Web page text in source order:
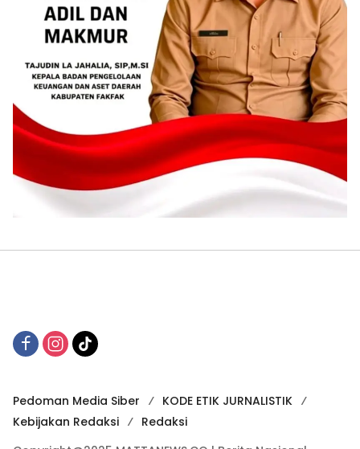
Pedoman Media Siber
KODE ETIK JURNALISTIK
Kebijakan Redaksi
Redaksi